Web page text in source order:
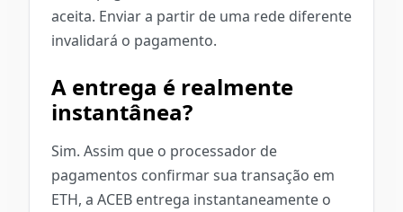
aceita. Enviar a partir de uma rede diferente
invalidará o pagamento.
A entrega é realmente
instantânea?
Sim. Assim que o processador de
pagamentos confirmar sua transação em
ETH, a ACEB entrega instantaneamente o